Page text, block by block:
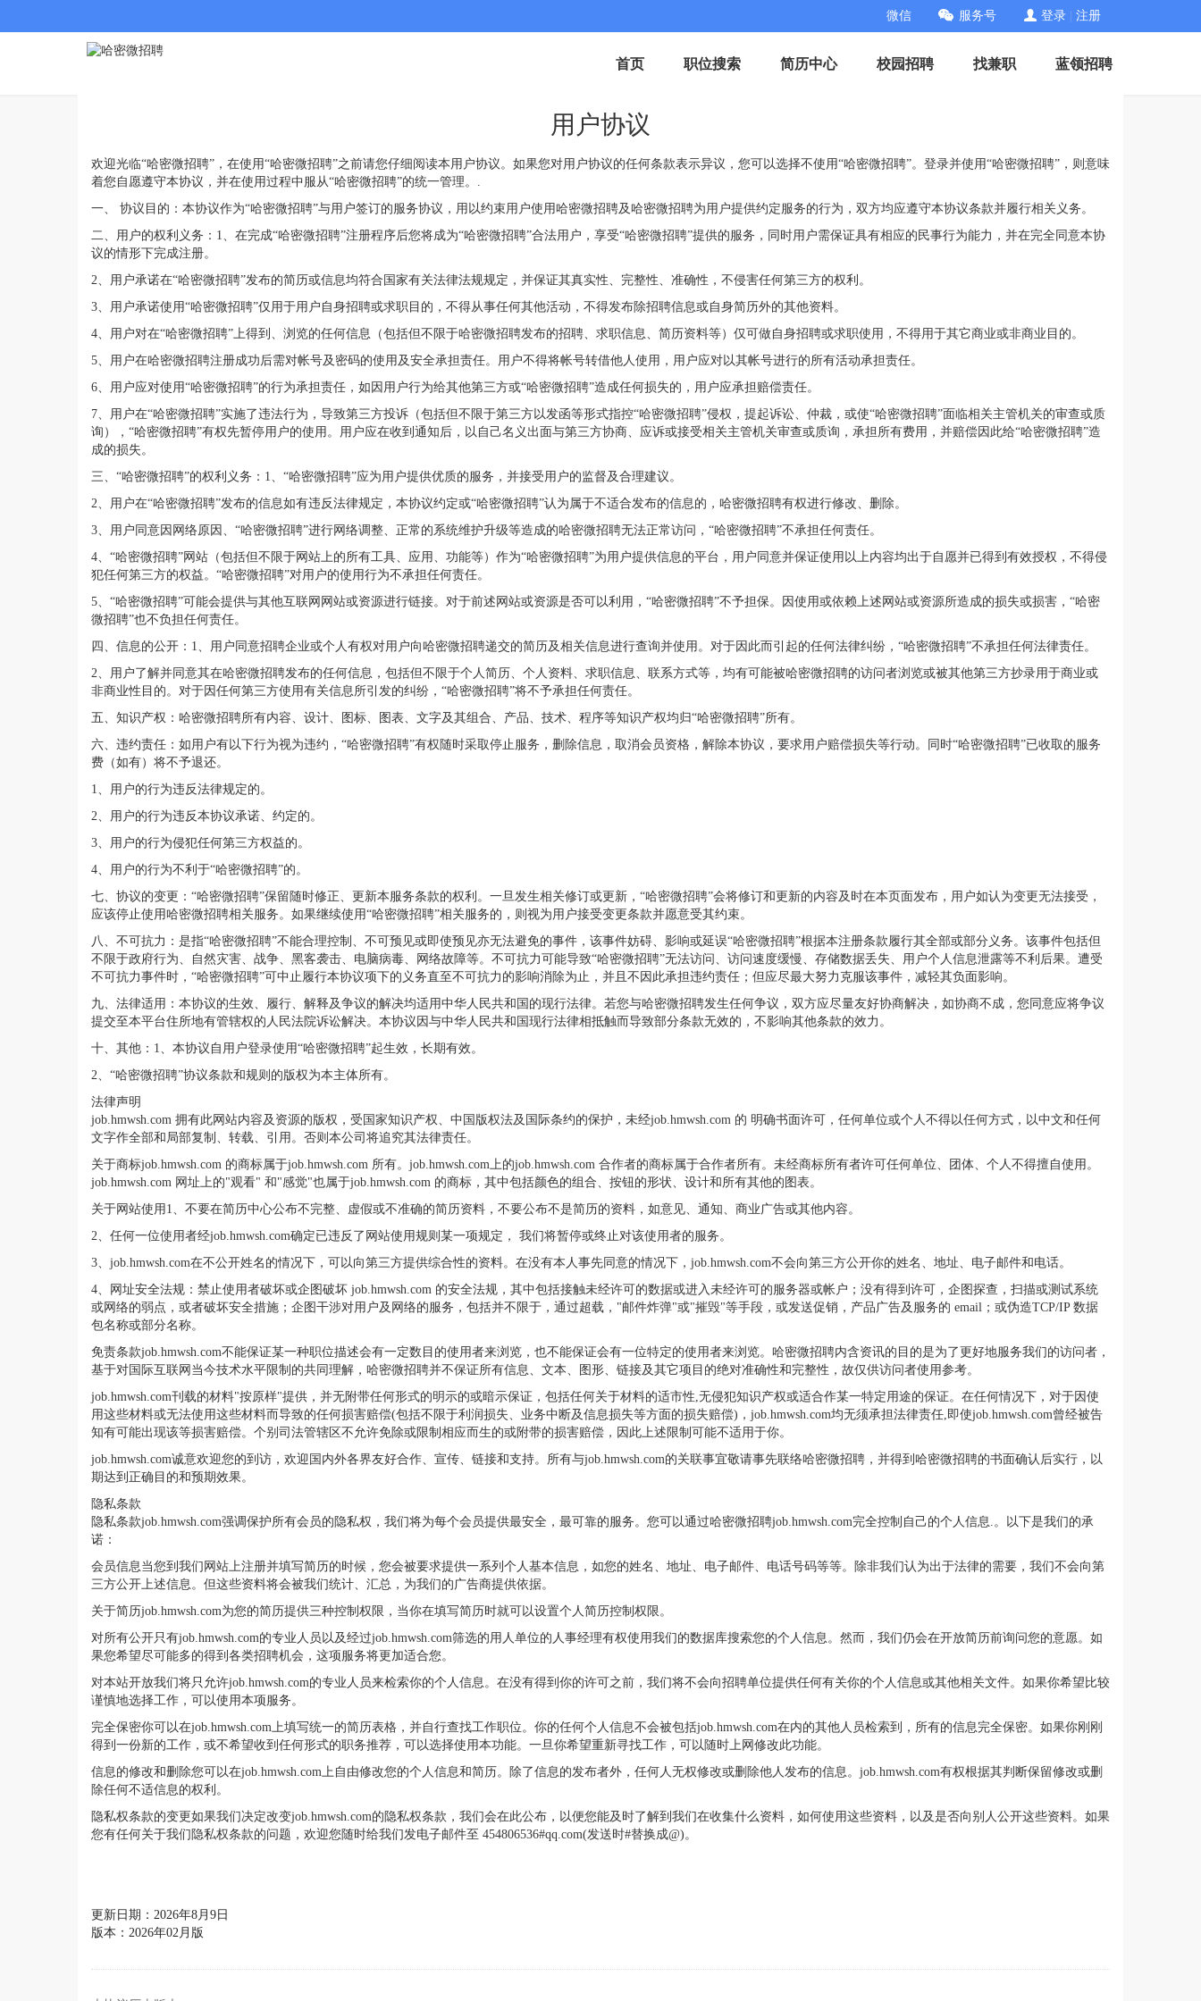
微信 服务号 登录 注册
首页 职位搜索 简历中心 校园招聘 找兼职 蓝领招聘
用户协议
欢迎光临“哈密微招聘”，在使用“哈密微招聘”之前请您仔细阅读本用户协议。如果您对用户协议的任何条款表示异议，您可以选择不使用“哈密微招聘”。登录并使用“哈密微招聘”，则意味
着您自愿遵守本协议，并在使用过程中服从“哈密微招聘”的统一管理。.
一、 协议目的：本协议作为“哈密微招聘”与用户签订的服务协议，用以约束用户使用哈密微招聘及哈密微招聘为用户提供约定服务的行为，双方均应遵守本协议条款并履行相关义务。
二、用户的权利义务：1、在完成“哈密微招聘”注册程序后您将成为“哈密微招聘”合法用户，享受“哈密微招聘”提供的服务，同时用户需保证具有相应的民事行为能力，并在完全同意本协
议的情形下完成注册。
2、用户承诺在“哈密微招聘”发布的简历或信息均符合国家有关法律法规规定，并保证其真实性、完整性、准确性，不侵害任何第三方的权利。
3、用户承诺使用“哈密微招聘”仅用于用户自身招聘或求职目的，不得从事任何其他活动，不得发布除招聘信息或自身简历外的其他资料。
4、用户对在“哈密微招聘”上得到、浏览的任何信息（包括但不限于哈密微招聘发布的招聘、求职信息、简历资料等）仅可做自身招聘或求职使用，不得用于其它商业或非商业目的。
5、用户在哈密微招聘注册成功后需对帐号及密码的使用及安全承担责任。用户不得将帐号转借他人使用，用户应对以其帐号进行的所有活动承担责任。
6、用户应对使用“哈密微招聘”的行为承担责任，如因用户行为给其他第三方或“哈密微招聘”造成任何损失的，用户应承担赔偿责任。
7、用户在“哈密微招聘”实施了违法行为，导致第三方投诉（包括但不限于第三方以发函等形式指控“哈密微招聘”侵权，提起诉讼、仲裁，或使“哈密微招聘”面临相关主管机关的审查或质
询），“哈密微招聘”有权先暂停用户的使用。用户应在收到通知后，以自己名义出面与第三方协商、应诉或接受相关主管机关审查或质询，承担所有费用，并赔偿因此给“哈密微招聘”造
成的损失。
三、“哈密微招聘”的权利义务：1、“哈密微招聘”应为用户提供优质的服务，并接受用户的监督及合理建议。
2、用户在“哈密微招聘”发布的信息如有违反法律规定，本协议约定或“哈密微招聘”认为属于不适合发布的信息的，哈密微招聘有权进行修改、删除。
3、用户同意因网络原因、“哈密微招聘”进行网络调整、正常的系统维护升级等造成的哈密微招聘无法正常访问，“哈密微招聘”不承担任何责任。
4、“哈密微招聘”网站（包括但不限于网站上的所有工具、应用、功能等）作为“哈密微招聘”为用户提供信息的平台，用户同意并保证使用以上内容均出于自愿并已得到有效授权，不得侵
犯任何第三方的权益。“哈密微招聘”对用户的使用行为不承担任何责任。
5、“哈密微招聘”可能会提供与其他互联网网站或资源进行链接。对于前述网站或资源是否可以利用，“哈密微招聘”不予担保。因使用或依赖上述网站或资源所造成的损失或损害，“哈密
微招聘”也不负担任何责任。
四、信息的公开：1、用户同意招聘企业或个人有权对用户向哈密微招聘递交的简历及相关信息进行查询并使用。对于因此而引起的任何法律纠纷，“哈密微招聘”不承担任何法律责任。
2、用户了解并同意其在哈密微招聘发布的任何信息，包括但不限于个人简历、个人资料、求职信息、联系方式等，均有可能被哈密微招聘的访问者浏览或被其他第三方抄录用于商业或
非商业性目的。对于因任何第三方使用有关信息所引发的纠纷，“哈密微招聘”将不予承担任何责任。
五、知识产权：哈密微招聘所有内容、设计、图标、图表、文字及其组合、产品、技术、程序等知识产权均归“哈密微招聘”所有。
六、违约责任：如用户有以下行为视为违约，“哈密微招聘”有权随时采取停止服务，删除信息，取消会员资格，解除本协议，要求用户赔偿损失等行动。同时“哈密微招聘”已收取的服务
费（如有）将不予退还。
1、用户的行为违反法律规定的。
2、用户的行为违反本协议承诺、约定的。
3、用户的行为侵犯任何第三方权益的。
4、用户的行为不利于“哈密微招聘”的。
七、协议的变更：“哈密微招聘”保留随时修正、更新本服务条款的权利。一旦发生相关修订或更新，“哈密微招聘”会将修订和更新的内容及时在本页面发布，用户如认为变更无法接受，
应该停止使用哈密微招聘相关服务。如果继续使用“哈密微招聘”相关服务的，则视为用户接受变更条款并愿意受其约束。
八、不可抗力：是指“哈密微招聘”不能合理控制、不可预见或即使预见亦无法避免的事件，该事件妨碍、影响或延误“哈密微招聘”根据本注册条款履行其全部或部分义务。该事件包括但
不限于政府行为、自然灾害、战争、黑客袭击、电脑病毒、网络故障等。不可抗力可能导致“哈密微招聘”无法访问、访问速度缓慢、存储数据丢失、用户个人信息泄露等不利后果。遭受
不可抗力事件时，“哈密微招聘”可中止履行本协议项下的义务直至不可抗力的影响消除为止，并且不因此承担违约责任；但应尽最大努力克服该事件，减轻其负面影响。
九、法律适用：本协议的生效、履行、解释及争议的解决均适用中华人民共和国的现行法律。若您与哈密微招聘发生任何争议，双方应尽量友好协商解决，如协商不成，您同意应将争议
提交至本平台住所地有管辖权的人民法院诉讼解决。本协议因与中华人民共和国现行法律相抵触而导致部分条款无效的，不影响其他条款的效力。
十、其他：1、本协议自用户登录使用“哈密微招聘”起生效，长期有效。
2、“哈密微招聘”协议条款和规则的版权为本主体所有。
法律声明
job.hmwsh.com 拥有此网站内容及资源的版权，受国家知识产权、中国版权法及国际条约的保护，未经job.hmwsh.com 的 明确书面许可，任何单位或个人不得以任何方式，以中文和任何
文字作全部和局部复制、转载、引用。否则本公司将追究其法律责任。
关于商标job.hmwsh.com 的商标属于job.hmwsh.com 所有。job.hmwsh.com上的job.hmwsh.com 合作者的商标属于合作者所有。未经商标所有者许可任何单位、团体、个人不得擅自使用。
job.hmwsh.com 网址上的"观看" 和"感觉"也属于job.hmwsh.com 的商标，其中包括颜色的组合、按钮的形状、设计和所有其他的图表。
关于网站使用1、不要在简历中心公布不完整、虚假或不准确的简历资料，不要公布不是简历的资料，如意见、通知、商业广告或其他内容。
2、任何一位使用者经job.hmwsh.com确定已违反了网站使用规则某一项规定， 我们将暂停或终止对该使用者的服务。
3、job.hmwsh.com在不公开姓名的情况下，可以向第三方提供综合性的资料。在没有本人事先同意的情况下，job.hmwsh.com不会向第三方公开你的姓名、地址、电子邮件和电话。
4、网址安全法规：禁止使用者破坏或企图破坏 job.hmwsh.com 的安全法规，其中包括接触未经许可的数据或进入未经许可的服务器或帐户；没有得到许可，企图探查，扫描或测试系统
或网络的弱点，或者破坏安全措施；企图干涉对用户及网络的服务，包括并不限于，通过超载，"邮件炸弹"或"摧毁"等手段，或发送促销，产品广告及服务的 email；或伪造TCP/IP 数据
包名称或部分名称。
免责条款job.hmwsh.com不能保证某一种职位描述会有一定数目的使用者来浏览，也不能保证会有一位特定的使用者来浏览。哈密微招聘内含资讯的目的是为了更好地服务我们的访问者，
基于对国际互联网当今技术水平限制的共同理解，哈密微招聘并不保证所有信息、文本、图形、链接及其它项目的绝对准确性和完整性，故仅供访问者使用参考。
job.hmwsh.com刊载的材料"按原样"提供，并无附带任何形式的明示的或暗示保证，包括任何关于材料的适市性,无侵犯知识产权或适合作某一特定用途的保证。在任何情况下，对于因使
用这些材料或无法使用这些材料而导致的任何损害赔偿(包括不限于利润损失、业务中断及信息损失等方面的损失赔偿)，job.hmwsh.com均无须承担法律责任,即使job.hmwsh.com曾经被告
知有可能出现该等损害赔偿。个别司法管辖区不允许免除或限制相应而生的或附带的损害赔偿，因此上述限制可能不适用于你。
job.hmwsh.com诚意欢迎您的到访，欢迎国内外各界友好合作、宣传、链接和支持。所有与job.hmwsh.com的关联事宜敬请事先联络哈密微招聘，并得到哈密微招聘的书面确认后实行，以
期达到正确目的和预期效果。
隐私条款
隐私条款job.hmwsh.com强调保护所有会员的隐私权，我们将为每个会员提供最安全，最可靠的服务。您可以通过哈密微招聘job.hmwsh.com完全控制自己的个人信息.。以下是我们的承
诺：
会员信息当您到我们网站上注册并填写简历的时候，您会被要求提供一系列个人基本信息，如您的姓名、地址、电子邮件、电话号码等等。除非我们认为出于法律的需要，我们不会向第
三方公开上述信息。但这些资料将会被我们统计、汇总，为我们的广告商提供依据。
关于简历job.hmwsh.com为您的简历提供三种控制权限，当你在填写简历时就可以设置个人简历控制权限。
对所有公开只有job.hmwsh.com的专业人员以及经过job.hmwsh.com筛选的用人单位的人事经理有权使用我们的数据库搜索您的个人信息。然而，我们仍会在开放简历前询问您的意愿。如
果您希望尽可能多的得到各类招聘机会，这项服务将更加适合您。
对本站开放我们将只允许job.hmwsh.com的专业人员来检索你的个人信息。在没有得到你的许可之前，我们将不会向招聘单位提供任何有关你的个人信息或其他相关文件。如果你希望比较
谨慎地选择工作，可以使用本项服务。
完全保密你可以在job.hmwsh.com上填写统一的简历表格，并自行查找工作职位。你的任何个人信息不会被包括job.hmwsh.com在内的其他人员检索到，所有的信息完全保密。如果你刚刚
得到一份新的工作，或不希望收到任何形式的职务推荐，可以选择使用本功能。一旦你希望重新寻找工作，可以随时上网修改此功能。
信息的修改和删除您可以在job.hmwsh.com上自由修改您的个人信息和简历。除了信息的发布者外，任何人无权修改或删除他人发布的信息。job.hmwsh.com有权根据其判断保留修改或删
除任何不适信息的权利。
隐私权条款的变更如果我们决定改变job.hmwsh.com的隐私权条款，我们会在此公布，以便您能及时了解到我们在收集什么资料，如何使用这些资料，以及是否向别人公开这些资料。如果
您有任何关于我们隐私权条款的问题，欢迎您随时给我们发电子邮件至 454806536#qq.com(发送时#替换成@)。
更新日期：2026年8月9日
版本：2026年02月版